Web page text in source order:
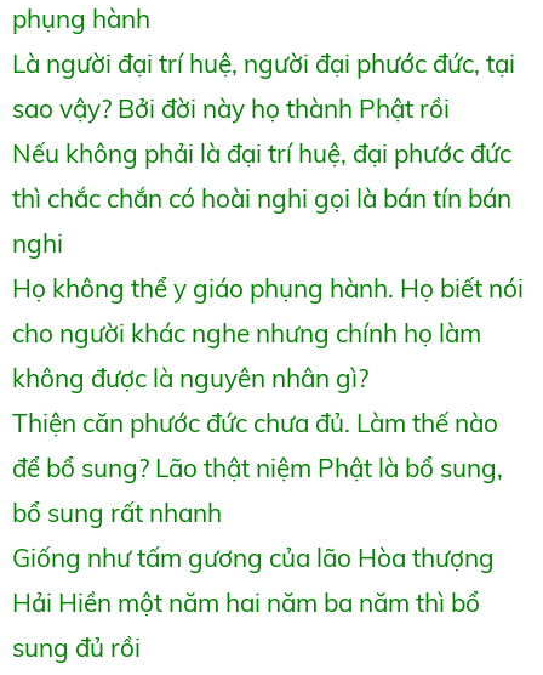
phụng hành
Là người đại trí huệ, người đại phước đức, tại
sao vậy? Bởi đời này họ thành Phật rồi
Nếu không phải là đại trí huệ, đại phước đức
thì chắc chắn có hoài nghi gọi là bán tín bán
nghi
Họ không thể y giáo phụng hành. Họ biết nói
cho người khác nghe nhưng chính họ làm
không được là nguyên nhân gì?
Thiện căn phước đức chưa đủ. Làm thế nào
để bổ sung? Lão thật niệm Phật là bổ sung,
bổ sung rất nhanh
Giống như tấm gương của lão Hòa thượng
Hải Hiền một năm hai năm ba năm thì bổ
sung đủ rồi